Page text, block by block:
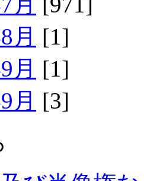
月 [1]
月 [1]
月 [3]